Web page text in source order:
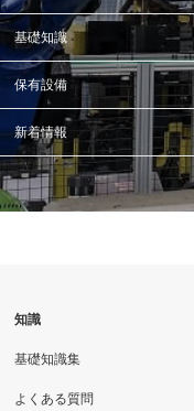
基礎知識
保有設備
新着情報
知識
基礎知識集
よくある質問